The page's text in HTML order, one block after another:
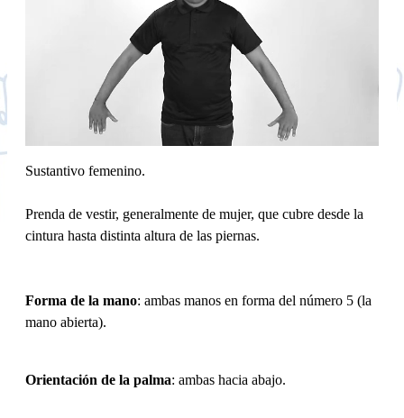
Sustantivo femenino.
Prenda de vestir, generalmente de mujer, que cubre desde la
cintura hasta distinta altura de las piernas.
Forma de la mano: ambas manos en forma del número 5 (la
mano abierta).
Orientación de la palma: ambas hacia abajo.